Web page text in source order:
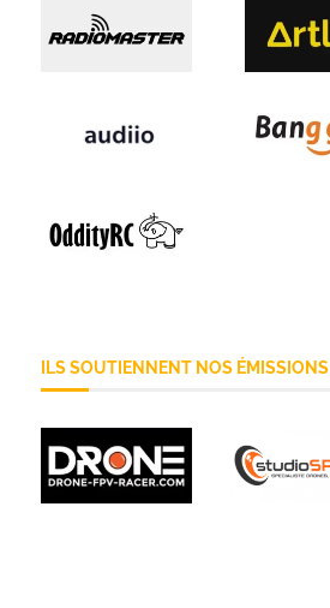
ILS SOUTIENNENT NOS ÉMISSIONS